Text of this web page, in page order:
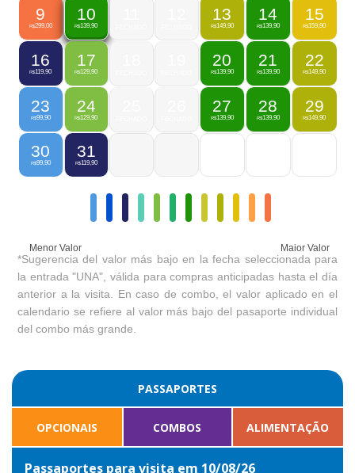
9
R$299,00
10
R$139,90
13
R$149,90
14
R$139,90
15
R$159,90
16
R$119,90
17
R$129,90
20
R$139,90
21
R$139,90
22
R$149,90
23
R$99,90
24
R$129,90
27
R$139,90
28
R$139,90
29
R$149,90
30
R$99,90
31
R$119,90
Menor Valor Maior Valor
*Sugerencia del valor más bajo en la fecha seleccionada para
la entrada "UNA", válida para compras anticipadas hasta el día
anterior a la visita. En caso de combo, el valor aplicado en el
calendario se refiere al valor más bajo del pasaporte individual
del combo más grande.
PASSAPORTES
OPCIONAIS COMBOS ALIMENTAÇÃO
Passaportes para visita em 10/08/26